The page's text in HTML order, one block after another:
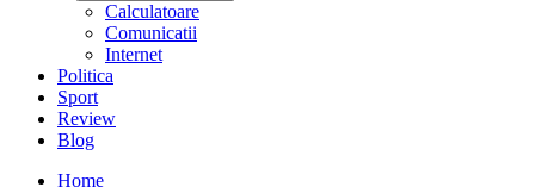
Calculatoare
Comunicatii
Internet
Politica
Sport
Review
Blog
Home